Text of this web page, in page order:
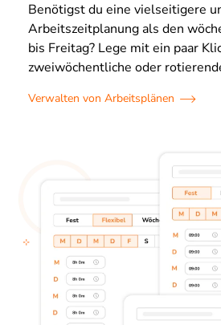
Benötigst du eine vielseitigere
Arbeitszeitplanung als den
bis Freitag? Lege mit ein paar
zweiwöchentliche oder
Verwalten von Arbeitsplänen